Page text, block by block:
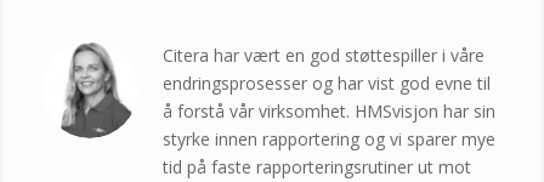
Citera har vært en god støttespiller i våre
endringsprosesser og har vist god evne til
å forstå vår virksomhet. HMSvisjon har sin
styrke innen rapportering og vi sparer mye
tid på faste rapporteringsrutiner ut mot